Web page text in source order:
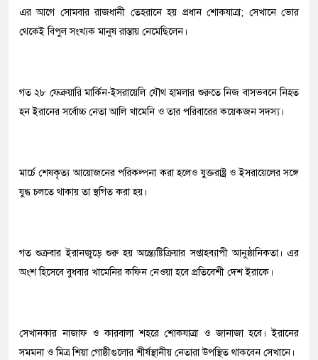
এর আগে সোমবার রাজধানী তেহরানে হয় প্রধান শোকযাত্রা; সেখানে ভোর
থেকেই বিপুল সংখ্যক মানুষ রাস্তায় নেমেছিলেন।
গত ২৮ ফেব্রুয়ারি মার্কিন-ইসরায়েলি যৌথ হামলার শুরুতে নিজ বাসভবনে নিহত
হন ইরানের সর্বোচ্চ নেতা আলি খামেনি ও তার পরিবারের কয়েকজন সদস্য।
মার্চে শেষকৃত্য আয়োজনের পরিকল্পনা করা হলেও যুক্তরাষ্ট্র ও ইসরায়েলের সঙ্গে
যুদ্ধ চলতে থাকায় তা স্থগিত করা হয়।
গত শুক্রবার ইরানজুড়ে শুরু হয় অন্ত্যেষ্টিক্রিয়ার সপ্তাহব্যাপী আনুষ্ঠানিকতা। এর
অংশ হিসেবে বুধবার খামেনির কফিন নেওয়া হবে প্রতিবেশী দেশ ইরাকে।
সেখানকার নাজাফ ও কারবালা শহরে শোকযাত্রা ও জানাজা হবে। ইরানের
সমমনা ও মিত্র শিয়া গোষ্ঠীগুলোর শীর্ষস্থানীয় নেতারা উপস্থিত থাকবেন সেখানে।